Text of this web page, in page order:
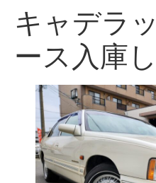
キャデラ
ース入庫